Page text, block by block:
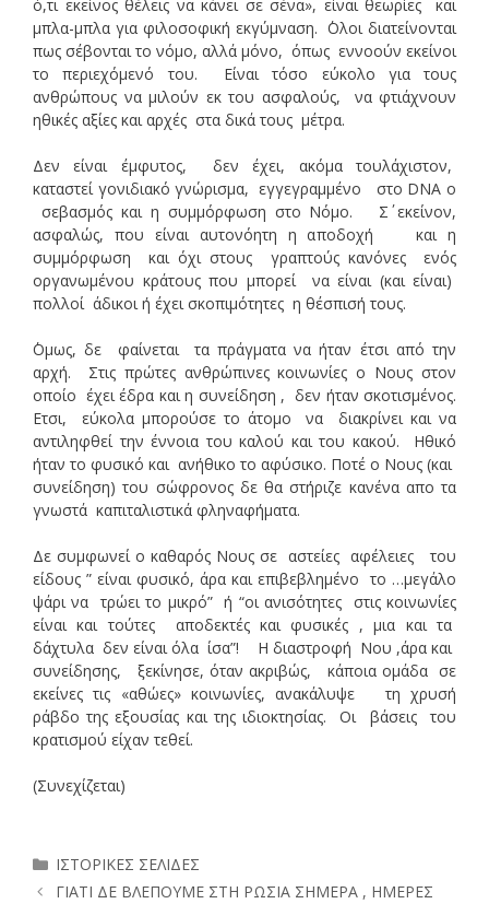
ό,τι εκείνος θέλεις να κάνει σε σένα», είναι θεωρίες και
μπλα-μπλα για φιλοσοφική εκγύμναση. ΄Ολοι διατείνονται
πως σέβονται το νόμο, αλλά μόνο, όπως εννοούν εκείνοι
το περιεχόμενό του. Είναι τόσο εύκολο για τους
ανθρώπους να μιλούν εκ του ασφαλούς, να φτιάχνουν
ηθικές αξίες και αρχές στα δικά τους μέτρα.
Δεν είναι έμφυτος, δεν έχει, ακόμα τουλάχιστον,
καταστεί γονιδιακό γνώρισμα, εγγεγραμμένο στο DNA ο
σεβασμός και η συμμόρφωση στο Νόμο. Σ΄ εκείνον,
ασφαλώς, που είναι αυτονόητη η αποδοχή και η
συμμόρφωση και όχι στους γραπτούς κανόνες ενός
οργανωμένου κράτους που μπορεί να είναι (και είναι)
πολλοί άδικοι ή έχει σκοπιμότητες η θέσπισή τους.
΄Ομως, δε φαίνεται τα πράγματα να ήταν έτσι από την
αρχή. Στις πρώτες ανθρώπινες κοινωνίες ο Νους στον
οποίο έχει έδρα και η συνείδηση , δεν ήταν σκοτισμένος.
Ετσι, εύκολα μπορούσε το άτομο να διακρίνει και να
αντιληφθεί την έννοια του καλού και του κακού. Ηθικό
ήταν το φυσικό και ανήθικο το αφύσικο. Ποτέ ο Νους (και
συνείδηση) του σώφρονος δε θα στήριζε κανένα απο τα
γνωστά καπιταλιστικά φληναφήματα.
Δε συμφωνεί ο καθαρός Νους σε αστείες αφέλειες του
είδους ” είναι φυσικό, άρα και επιβεβλημένο το …μεγάλο
ψάρι να τρώει το μικρό” ή “οι ανισότητες στις κοινωνίες
είναι και τούτες αποδεκτές και φυσικές , μια και τα
δάχτυλα δεν είναι όλα ίσα”! Η διαστροφή Νου ,άρα και
συνείδησης, ξεκίνησε, όταν ακριβώς, κάποια ομάδα σε
εκείνες τις «αθώες» κοινωνίες, ανακάλυψε τη χρυσή
ράβδο της εξουσίας και της ιδιοκτησίας. Οι βάσεις του
κρατισμού είχαν τεθεί.
(Συνεχίζεται)
Κατηγορίες
ΙΣΤΟΡΙΚΕΣ ΣΕΛΙΔΕΣ
ΓΙΑΤΙ ΔΕ ΒΛΕΠΟΥΜΕ ΣΤΗ ΡΩΣΙΑ ΣΗΜΕΡΑ , ΗΜΕΡΕΣ